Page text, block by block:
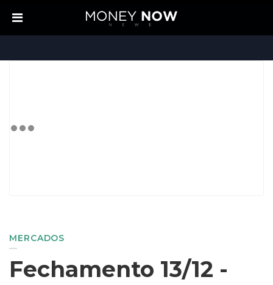
MERCADOS
Fechamento 13/12 -